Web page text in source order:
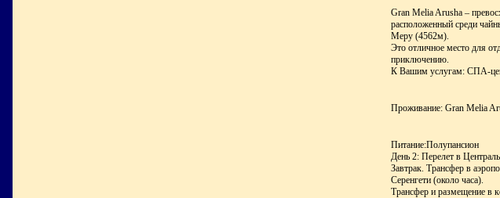
Gran Melia Arusha –
расположенный среди
Меру (4562м).
Это отличное место для
приключению.
К Вашим услугам: СПА-
Проживание: Gran Melia
Питание:Полупансион
День 2: Перелет в
Завтрак. Трансфер в
Серенгети (около часа).
Трансфер и размещение в